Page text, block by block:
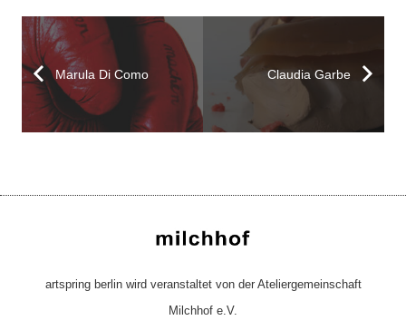
Marula Di Como Claudia Garbe
artspring berlin wird veranstaltet von der Ateliergemeinschaft
Milchhof e.V.